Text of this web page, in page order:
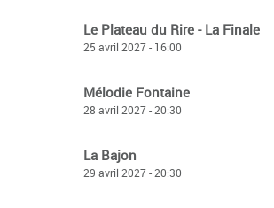
Le Plateau du Rire - La Finale
25 avril 2027 - 16:00
Mélodie Fontaine
28 avril 2027 - 20:30
La Bajon
29 avril 2027 - 20:30